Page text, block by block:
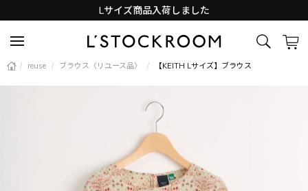
Lサイズ商品入荷しました
/ reuse / ブラウス〈リユース品〉 / 【KEITH Lサイズ】ブラウス